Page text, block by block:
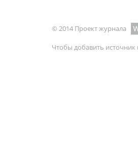
© 2014 Проект журнала
Чтобы добавить